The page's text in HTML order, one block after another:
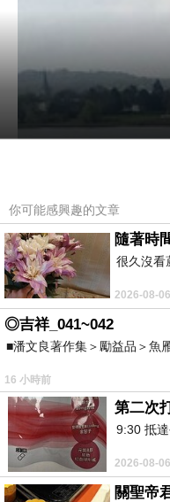
你可能感興趣的文章
隨著時
很久沒看
2026-08-06
◎吉祥_041~042
■潘文良著作集＞勵益品＞
16 小時前
第二次
9:30 抵
2026-08-06
關聖帝